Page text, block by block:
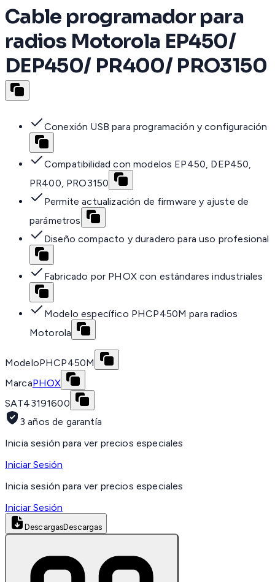
Cable programador para
radios Motorola EP450/
DEP450/ PR400/ PRO3150
Conexión USB para programación y configuración
Compatibilidad con modelos EP450, DEP450,
PR400, PRO3150
Permite actualización de firmware y ajuste de
parámetros
Diseño compacto y duradero para uso profesional
Fabricado por PHOX con estándares industriales
Modelo específico PHCP450M para radios
Motorola
ModeloPHCP450M
MarcaPHOX
SAT43191600
3 años de garantía
Inicia sesión para ver precios especiales
Iniciar Sesión
Inicia sesión para ver precios especiales
Iniciar Sesión
DescargasDescargas